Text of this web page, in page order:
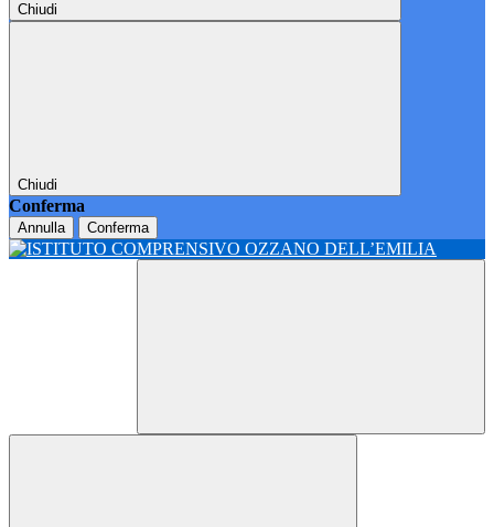
Chiudi
Chiudi
Conferma
Annulla Conferma